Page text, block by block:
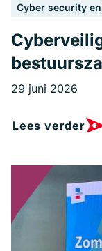
Cyber security
29 juni 2026
Lees verder